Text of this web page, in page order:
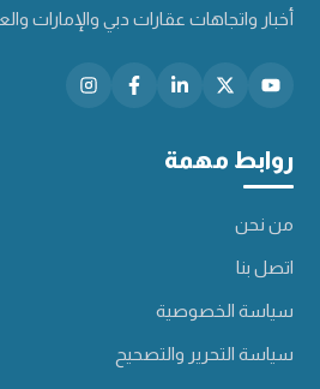
أخبار واتجاهات عقارات دبي والإمارات
روابط مهمة
من نحن
اتصل بنا
سياسة الخصوصية
سياسة التحرير والتصحيح